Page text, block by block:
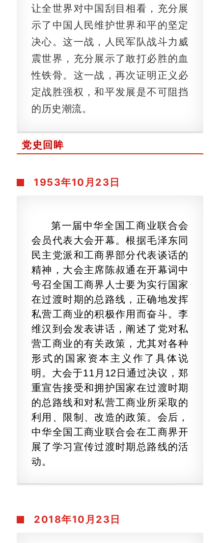
让全世界对中国刮目相看，充分展
示了中国人民维护世界和平的坚定
决心。这一战，人民军队战斗力威
震世界，充分展示了敢打必胜的血
性铁骨。这一战，再次证明正义必
定战胜强权，和平发展是不可阻挡
的历史潮流。
党史回眸
1953年10月23日
第一届中华全国工商业联合会
会员代表大会开幕。根据毛泽东同
民主党派和工商界部分代表谈话的
精神，大会主席陈叔通在开幕词中
号召全国工商界人士要为实行国家
在过渡时期的总路线，正确地发挥
私营工商业的积极作用而奋斗。李
维汉到会发表讲话，阐述了党对私
营工商业的有关政策，尤其对各种
形式的国家资本主义作了具体说
明。大会于11月12日通过决议，郑
重宣告接受和拥护国家在过渡时期
的总路线和对私营工商业所采取的
利用、限制、改造的政策。会后，
中华全国工商业联合会在工商界开
展了学习宣传过渡时期总路线的活
动。
2018年10月23日